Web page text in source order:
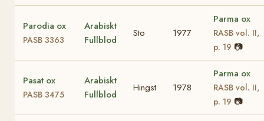
Parodia ox
PASB 3363
Arabiskt
Fullblod
Sto 1977
Parma ox
RASB vol. II,
p. 19 📷
Pasat ox
PASB 3475
Arabiskt
Fullblod
Hingst 1978
Parma ox
RASB vol. II,
p. 19 📷